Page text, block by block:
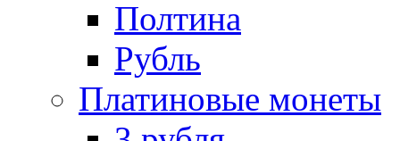
Полтина
Рубль
Платиновые монеты